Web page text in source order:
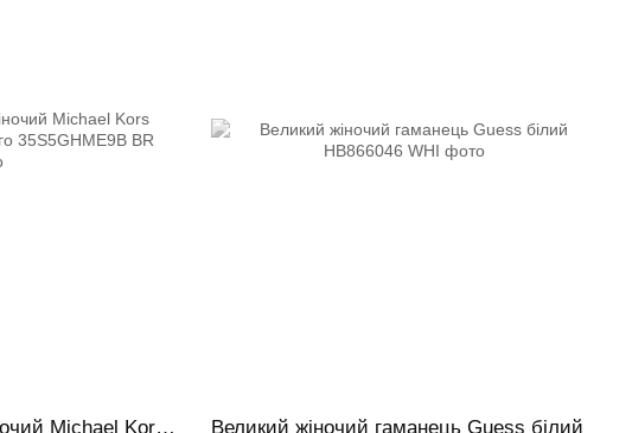
Великий Гаманець жіночий Michael Kors Hamilton коричневий лого Великий жіночий гаманець Guess білий